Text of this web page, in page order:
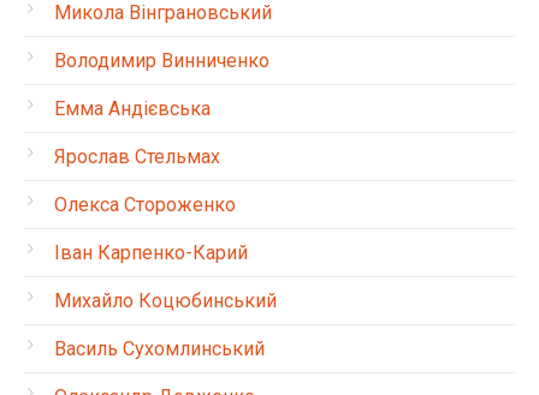
Микола Вінграновський
Володимир Винниченко
Емма Андієвська
Ярослав Стельмах
Олекса Стороженко
Іван Карпенко-Карий
Михайло Коцюбинський
Василь Сухомлинський